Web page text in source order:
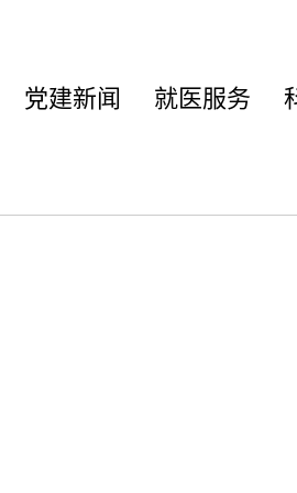
党建新闻 就医服务